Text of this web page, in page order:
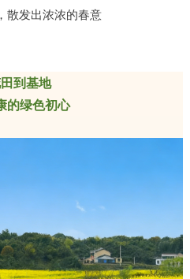
散发出浓浓的春意
到基地
的绿色初心